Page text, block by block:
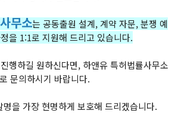
무소는 공동출원 설계, 계약 자문, 분쟁 예
을 1:1로 지원해 드리고 있습니다.
행하길 원하신다면, 하앤유 특허법률사무소
로 문의하시기 바랍니다.
명을 가장 현명하게 보호해 드리겠습니다.